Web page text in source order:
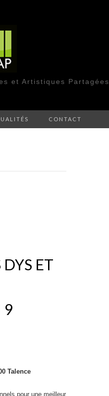
et Artistiques Partagées
CONTACT
ET
9
Talence
pour une meilleur